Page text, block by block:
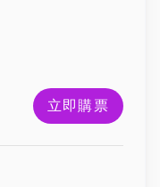
立即購票